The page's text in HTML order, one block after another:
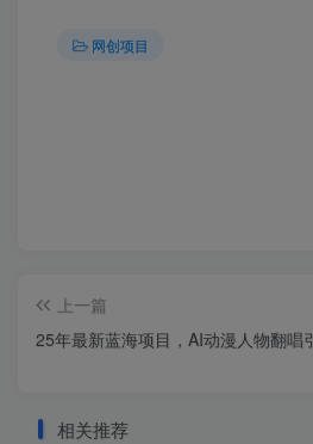
网创项目
上一篇
25年最新蓝海项目，AI动漫人物翻唱
相关推荐